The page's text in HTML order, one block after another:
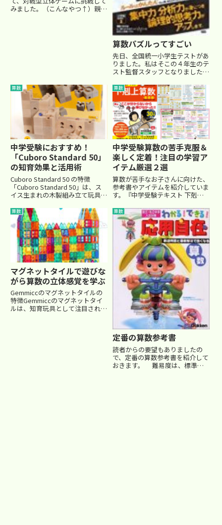
みました。（こんなやつ↑）親戚
算数パズルってすごい
先日、全国統一小学生テストがあ
りました。私はそこの４年生のテ
スト監督スタッフとなりました。
当したのです。（３年生の監督も
やりました。その時の様子はコチ
ラ⇒ 全国統一小学生テストの
監督にて） 早目に来た生徒た...
算数
中学受験におすすめ！
「Cuboro Standard 50」
の知育効果と活用術
Cuboro Standard 50 の特徴
「Cuboro Standard 50」は、ス
イス生まれの木製組み立て玩具
間認識力を養える知育アイテムで
す。立方体の木製パーツを組み合
わせてビー玉が転がる道を作る、
シ...
算数
中学受験算数の苦手克服＆
楽しく定着！注目の学習ア
イテム厳選２選
算数が苦手なお子さんに向けた、
参考書やアイテムを紹介していま
す。『中学受験テキスト 下剋上
道』－ 苦手分野を一冊で克服で
きる！中学受験算数に不安を感じ
るお子さんに、確かな基礎力をつ
けてくれるのが『中...
算数
マグネットタイルで遊びな
がら算数の立体感覚を学ぶ
Gemmiccのマグネットタイルの
特徴Gemmiccのマグネットタイ
ルは、知育玩具として注目される
算数
定番の算数参考書
読者からの要望もありましたの
で、定番の算数参考書を紹介して
おきます。 難易度は、標準を